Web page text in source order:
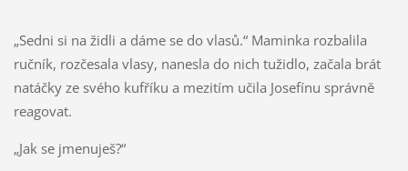
„Sedni si na židli a dáme se do vlasů.“ Maminka rozbalila
ručník, rozčesala vlasy, nanesla do nich tužidlo, začala brát
natáčky ze svého kufříku a mezitím učila Josefínu správně
reagovat.
„Jak se jmenuješ?“